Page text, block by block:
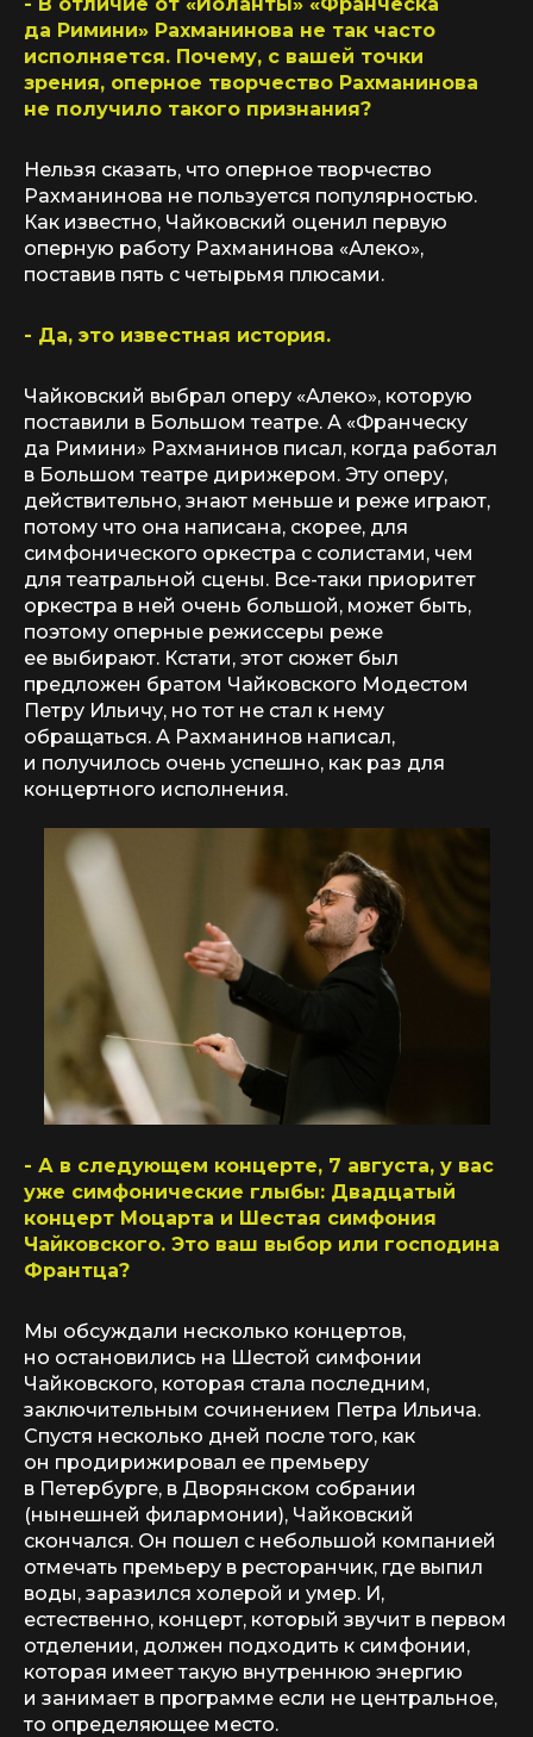
да Римини» Рахманинова не так часто
исполняется. Почему, с вашей точки
зрения, оперное творчество Рахманинова
не получило такого признания?
Нельзя сказать, что оперное творчество
Рахманинова не пользуется популярностью.
Как известно, Чайковский оценил первую
оперную работу Рахманинова «Алеко»,
поставив пять с четырьмя плюсами.
- Да, это известная история.
Чайковский выбрал оперу «Алеко», которую
поставили в Большом театре. А «Франческу
да Римини» Рахманинов писал, когда работал
в Большом театре дирижером. Эту оперу,
действительно, знают меньше и реже играют,
потому что она написана, скорее, для
симфонического оркестра с солистами, чем
для театральной сцены. Все-таки приоритет
оркестра в ней очень большой, может быть,
поэтому оперные режиссеры реже
ее выбирают. Кстати, этот сюжет был
предложен братом Чайковского Модестом
Петру Ильичу, но тот не стал к нему
обращаться. А Рахманинов написал,
и получилось очень успешно, как раз для
концертного исполнения.
- А в следующем концерте, 7 августа, у вас
уже симфонические глыбы: Двадцатый
концерт Моцарта и Шестая симфония
Чайковского. Это ваш выбор или господина
Франтца?
Мы обсуждали несколько концертов,
но остановились на Шестой симфонии
Чайковского, которая стала последним,
заключительным сочинением Петра Ильича.
Спустя несколько дней после того, как
он продирижировал ее премьеру
в Петербурге, в Дворянском собрании
(нынешней филармонии), Чайковский
скончался. Он пошел с небольшой компанией
отмечать премьеру в ресторанчик, где выпил
воды, заразился холерой и умер. И,
естественно, концерт, который звучит в первом
отделении, должен подходить к симфонии,
которая имеет такую внутреннюю энергию
и занимает в программе если не центральное,
то определяющее место.